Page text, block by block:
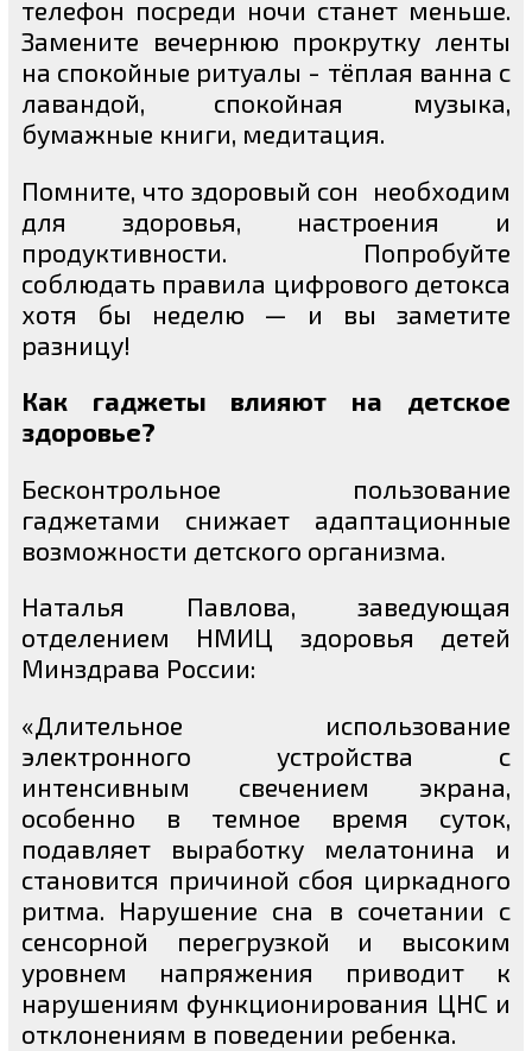
телефон посреди ночи станет меньше.
Замените вечернюю прокрутку ленты
на спокойные ритуалы - тёплая ванна с
лавандой, спокойная музыка,
бумажные книги, медитация.
Помните, что здоровый сон необходим
для здоровья, настроения и
продуктивности. Попробуйте
соблюдать правила цифрового детокса
хотя бы неделю — и вы заметите
разницу!
Как гаджеты влияют на детское
здоровье?
Бесконтрольное пользование
гаджетами снижает адаптационные
возможности детского организма.
Наталья Павлова, заведующая
отделением НМИЦ здоровья детей
Минздрава России:
«Длительное использование
электронного устройства с
интенсивным свечением экрана,
особенно в темное время суток,
подавляет выработку мелатонина и
становится причиной сбоя циркадного
ритма. Нарушение сна в сочетании с
сенсорной перегрузкой и высоким
уровнем напряжения приводит к
нарушениям функционирования ЦНС и
отклонениям в поведении ребенка.